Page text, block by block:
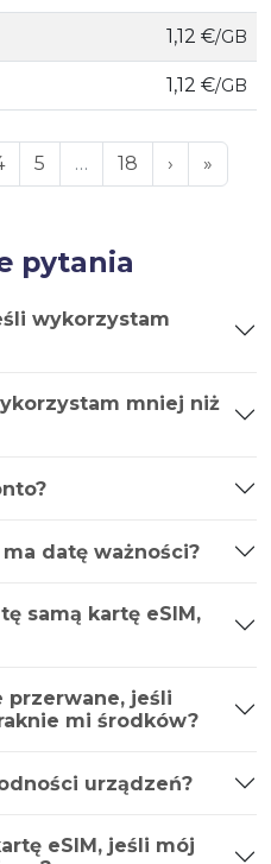
1,12 €/GB
1,12 €/GB
5 … 18 › »
pytania
wykorzystam
mniej niż
datę ważności?
samą kartę eSIM,
przerwane, jeśli
mi środków?
urządzeń?
eSIM, jeśli mój